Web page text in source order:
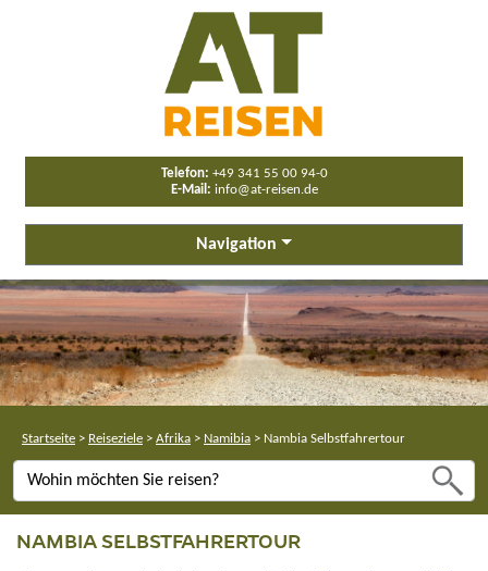
Telefon: +49 341 55 00 94-0
E-Mail: info@at-reisen.de
Navigation
Startseite > Reiseziele > Afrika > Namibia > Nambia Selbstfahrertour
NAMBIA SELBSTFAHRERTOUR